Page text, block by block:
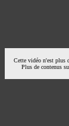
Cette vidéo n'est plus
Plus de contenus